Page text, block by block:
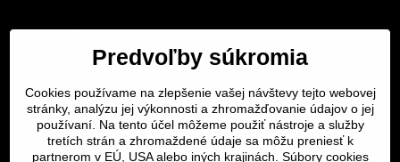
Servis Bratislava
Servis Košice
Predvoľby súkromia
Cookies používame na zlepšenie vašej návštevy tejto webovej
stránky, analýzu jej výkonnosti a zhromažďovanie údajov o jej
používaní. Na tento účel môžeme použiť nástroje a služby
tretích strán a zhromaždené údaje sa môžu preniesť k
partnerom v EÚ, USA alebo iných krajinách. Súbory cookies